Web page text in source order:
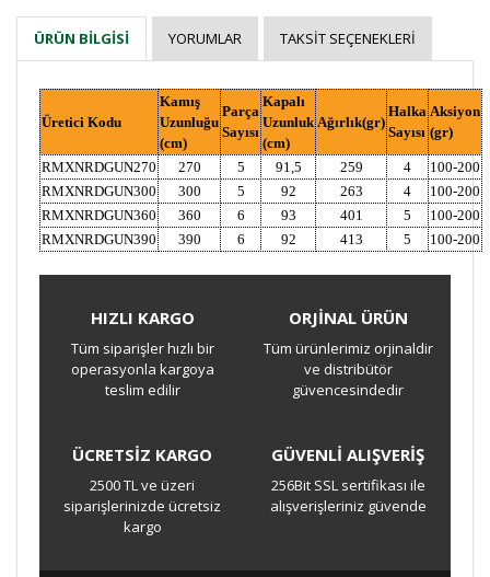
ÜRÜN BILGISI YORUMLAR TAKSIT SEÇENEKLERI
Üretici Kodu
Kamış
Uzunluğu
(cm)
Parça
Sayısı
Kapalı
Uzunluk
(cm)
Ağırlık(gr)
Halka
Sayısı
Aksiyon
(gr)
RMXNRDGUN270 270 5 91,5 259 4
100-200
RMXNRDGUN300
300 5 92 263 4
100-200
RMXNRDGUN360
360 6 93 401 5
100-200
RMXNRDGUN390
390 6 92 413 5 100-200
Bu ürüne ilk yorumu siz yapın!
HIZLI KARGO
Tüm siparişler hızlı bir
operasyonla kargoya
teslim edilir
ORJİNAL ÜRÜN
Tüm ürünlerimiz orjinaldir
ve distribütör
güvencesindedir
ÜCRETSİZ KARGO
2500 TL ve üzeri
siparişlerinizde ücretsiz
kargo
GÜVENLİ ALIŞVERİŞ
256Bit SSL sertifikası ile
alışverişleriniz güvende